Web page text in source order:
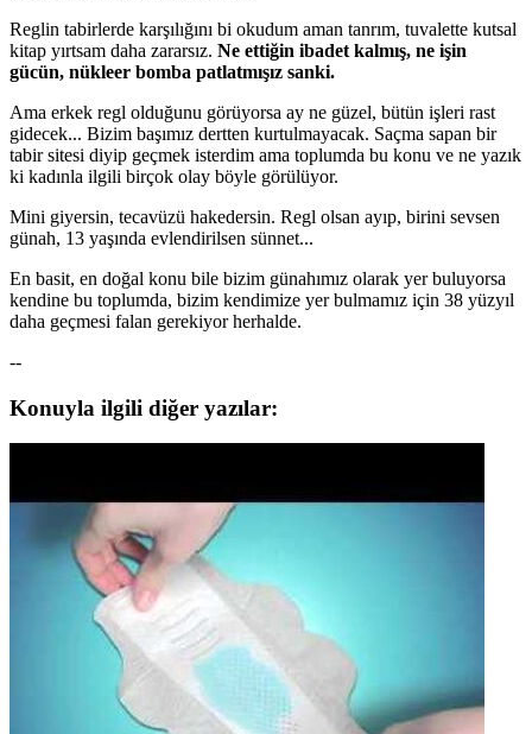
Reglin tabirlerde karşılığını bi okudum aman tanrım, tuvalette kutsal
kitap yırtsam daha zararsız. Ne ettiğin ibadet kalmış, ne işin
gücün, nükleer bomba patlatmışız sanki.
Ama erkek regl olduğunu görüyorsa ay ne güzel, bütün işleri rast
gidecek... Bizim başımız dertten kurtulmayacak. Saçma sapan bir
tabir sitesi diyip geçmek isterdim ama toplumda bu konu ve ne yazık
ki kadınla ilgili birçok olay böyle görülüyor.
Mini giyersin, tecavüzü hakedersin. Regl olsan ayıp, birini sevsen
günah, 13 yaşında evlendirilsen sünnet...
En basit, en doğal konu bile bizim günahımız olarak yer buluyorsa
kendine bu toplumda, bizim kendimize yer bulmamız için 38 yüzyıl
daha geçmesi falan gerekiyor herhalde.
--
Konuyla ilgili diğer yazılar: